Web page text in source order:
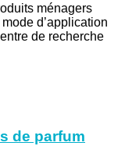
ménagers
d’application
de recherche
de parfum